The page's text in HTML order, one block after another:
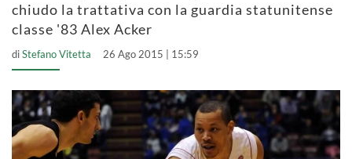
chiudo la trattativa con la guardia statunitense
classe '83 Alex Acker
diStefano Vitetta 26 Ago 2015 | 15:59